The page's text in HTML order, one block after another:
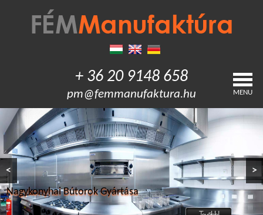
+ 36 20 9148 658
pm@femmanufaktura.hu
Egyedi Rozsdamentes Berendezések
Rozsdamentes Konyha Berendezések
Nagykonyhai Bútorok Gyártása
< >
MENU